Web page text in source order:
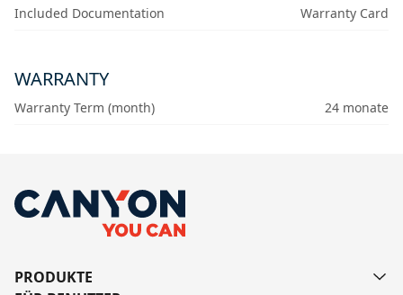
Included Documentation
Warranty Card
WARRANTY
Warranty Term (month) 24 monate
PRODUKTE